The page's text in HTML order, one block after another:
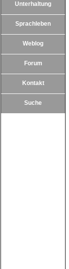
Unterhaltung
Sprachleben
Weblog
Forum
Kontakt
Suche